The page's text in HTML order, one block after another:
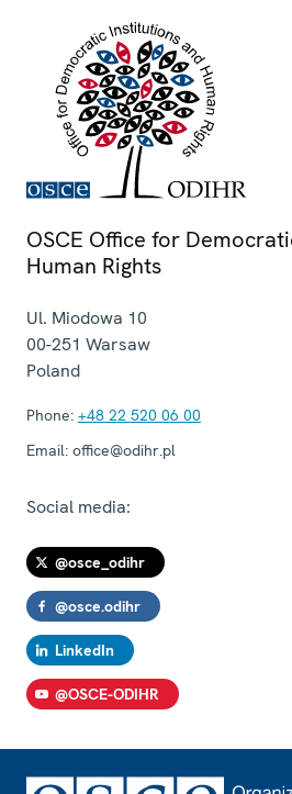
OSCE Office for
Human Rights
Ul. Miodowa 10
00-251 Warsaw
Poland
Phone: +48 22 520 06 00
Email: office@odihr.pl
Social media:
@osce_odihr
@osce.odihr
LinkedIn
@OSCE-ODIHR